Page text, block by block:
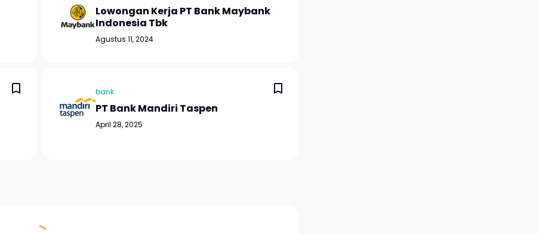
Lowongan Kerja PT Bank Maybank
Indonesia Tbk
Agustus 11, 2024
bank
PT Bank Mandiri Taspen
April 28, 2025